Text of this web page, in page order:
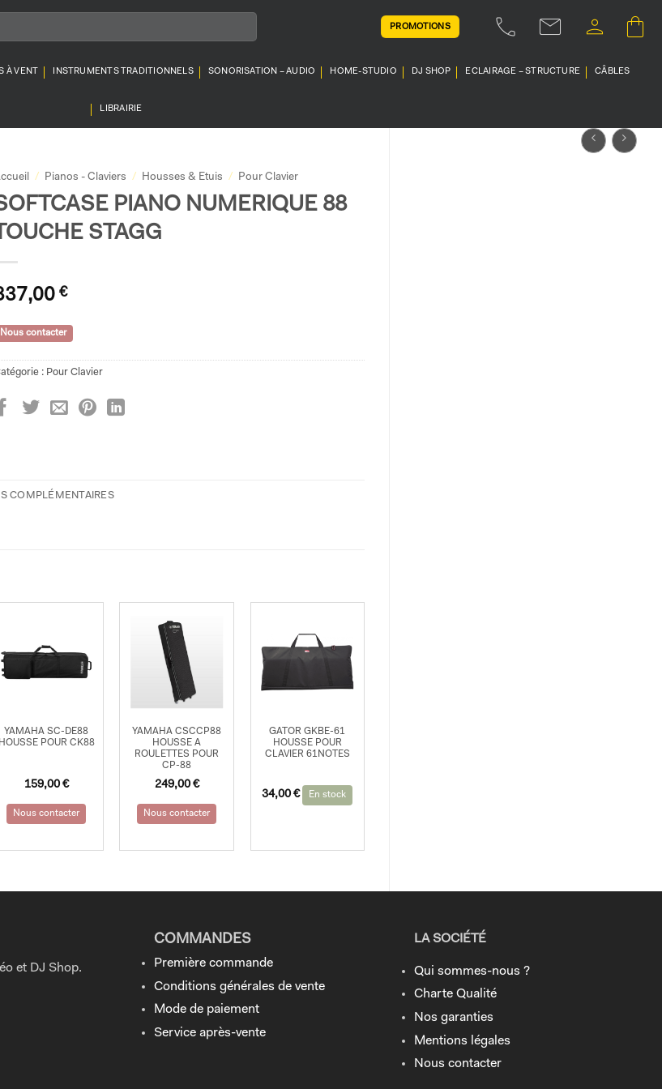
PROMOTIONS
À VENT INSTRUMENTS TRADITIONNELS SONORISATION – AUDIO HOME-STUDIO DJ SHOP ECLAIRAGE – STRUCTURE CÂBLES
LIBRAIRIE
/ Pianos - Claviers / Housses & Etuis / Pour Clavier
PIANO NUMERIQUE 88
STAGG
€
Nous contacter
: Pour Clavier
COMPLÉMENTAIRES
YAMAHA SC-DE88
HOUSSE POUR CK88
159,00 €
Nous contacter
YAMAHA CSCCP88
HOUSSE A
ROULETTES POUR
CP-88
249,00 €
Nous contacter
GATOR GKBE-61
HOUSSE POUR
CLAVIER 61NOTES
34,00€ En stock
et DJ Shop.
COMMANDES
Première commande
Conditions générales de vente
Mode de paiement
Service après-vente
LA SOCIÉTÉ
Qui sommes-nous ?
Charte Qualité
Nos garanties
Mentions légales
Nous contacter